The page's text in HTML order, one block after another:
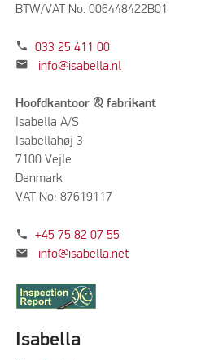
BTW/VAT No. 006448422B01
phone 033 25 411 00
mail info@isabella.nl
Hoofdkantoor & fabrikant
Isabella A/S
Isabellahøj 3
7100 Vejle
Denmark
VAT No: 87619117
phone +45 75 82 07 55
mail info@isabella.net
Isabella